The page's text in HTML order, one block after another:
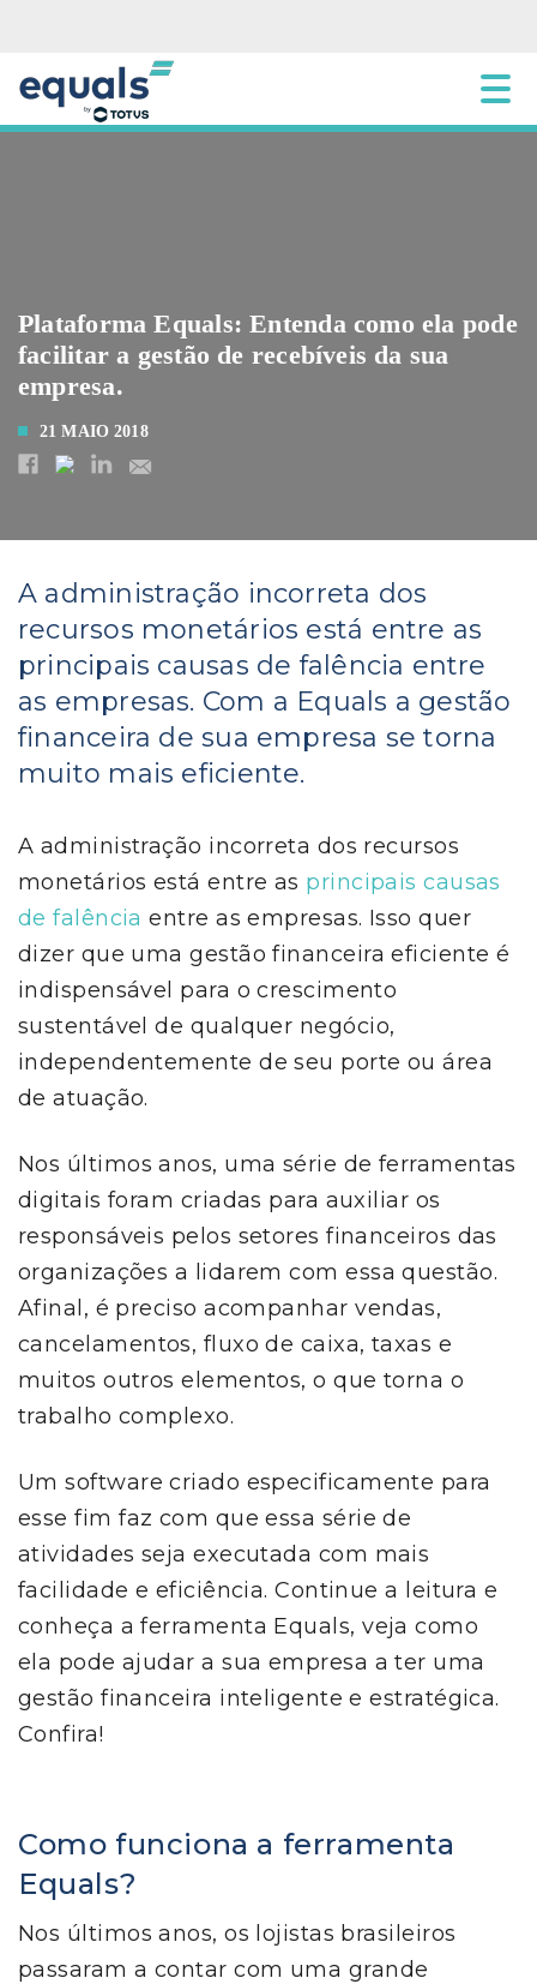
Plataforma Equals: Entenda como ela pode
facilitar a gestão de recebíveis da sua
empresa.
21 MAIO 2018
A administração incorreta dos
recursos monetários está entre as
principais causas de falência entre
as empresas. Com a Equals a gestão
financeira de sua empresa se torna
muito mais eficiente.
A administração incorreta dos recursos
monetários está entre as principais causas
de falência entre as empresas. Isso quer
dizer que uma gestão financeira eficiente é
indispensável para o crescimento
sustentável de qualquer negócio,
independentemente de seu porte ou área
de atuação.
Nos últimos anos, uma série de ferramentas
digitais foram criadas para auxiliar os
responsáveis pelos setores financeiros das
organizações a lidarem com essa questão.
Afinal, é preciso acompanhar vendas,
cancelamentos, fluxo de caixa, taxas e
muitos outros elementos, o que torna o
trabalho complexo.
Um software criado especificamente para
esse fim faz com que essa série de
atividades seja executada com mais
facilidade e eficiência. Continue a leitura e
conheça a ferramenta Equals, veja como
ela pode ajudar a sua empresa a ter uma
gestão financeira inteligente e estratégica.
Confira!
Como funciona a ferramenta
Equals?
Nos últimos anos, os lojistas brasileiros
passaram a contar com uma grande